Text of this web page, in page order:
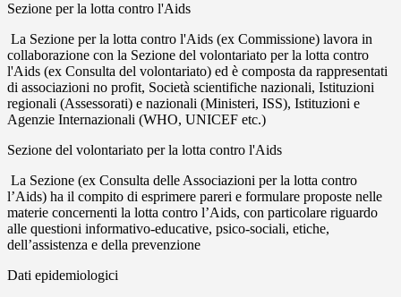
Sezione per la lotta contro l'Aids
La Sezione per la lotta contro l'Aids (ex Commissione) lavora in
collaborazione con la Sezione del volontariato per la lotta contro
l'Aids (ex Consulta del volontariato) ed è composta da rappresentati
di associazioni no profit, Società scientifiche nazionali, Istituzioni
regionali (Assessorati) e nazionali (Ministeri, ISS), Istituzioni e
Agenzie Internazionali (WHO, UNICEF etc.)
Sezione del volontariato per la lotta contro l'Aids
La Sezione (ex Consulta delle Associazioni per la lotta contro
l’Aids) ha il compito di esprimere pareri e formulare proposte nelle
materie concernenti la lotta contro l’Aids, con particolare riguardo
alle questioni informativo-educative, psico-sociali, etiche,
dell’assistenza e della prevenzione
Dati epidemiologici